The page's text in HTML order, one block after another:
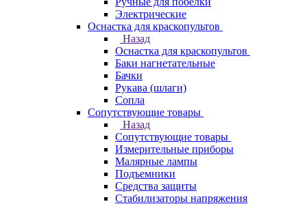
Электрические
Оснастка для краскопультов
Назад
Оснастка для краскопультов
Баки нагнетательные
Бачки
Рукава (шлаги)
Сопла
Сопутствующие товары
Назад
Сопутствующие товары
Измерительные приборы
Малярные лампы
Подъемники
Средства защиты
Стабилизаторы напряжения